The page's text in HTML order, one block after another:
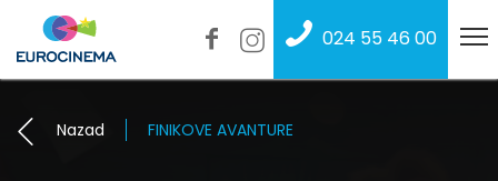
024 55 46 00
Nazad FINIKOVE AVANTURE